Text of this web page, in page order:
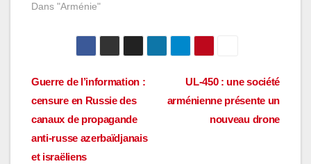
Dans "Arménie"
Navigation
de
l’article
UL-450 : une société
arménienne présente un
nouveau drone
Guerre de l’information :
censure en Russie des
canaux de propagande
anti-russe azerbaïdjanais
et israëliens